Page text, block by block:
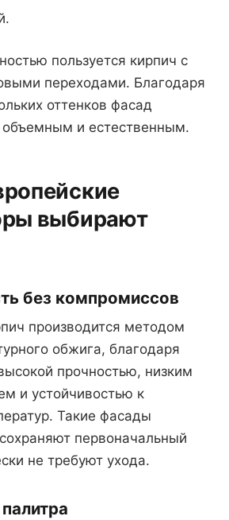
пользуется кирпич с
переходами. Благодаря
оттенков фасад
объемным и естественным.
выбирают
без компромиссов
производится методом
обжига, благодаря
прочностью, низким
и устойчивостью к
Такие фасады
первоначальный
не требуют ухода.